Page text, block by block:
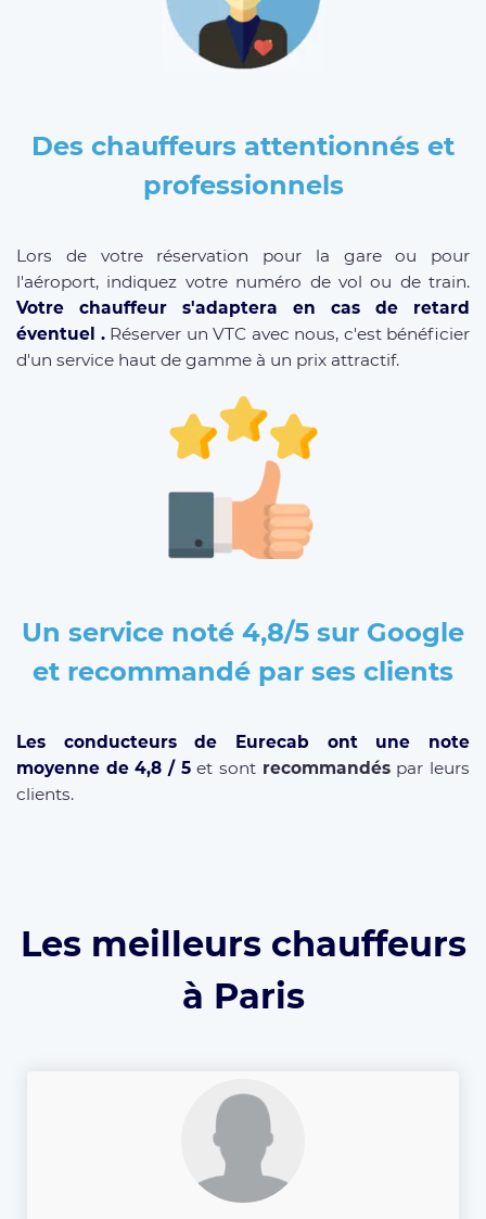
Des chauffeurs attentionnés et
professionnels
Lors de votre réservation pour la gare ou pour
l'aéroport, indiquez votre numéro de vol ou de train.
Votre chauffeur s'adaptera en cas de retard
éventuel . Réserver un VTC avec nous, c'est bénéficier
d'un service haut de gamme à un prix attractif.
Un service noté 4,8/5 sur Google
et recommandé par ses clients
Les conducteurs de Eurecab ont une note
moyenne de4,8 / 5et sont recommandés par leurs
clients.
Les meilleurs chauffeurs
à Paris